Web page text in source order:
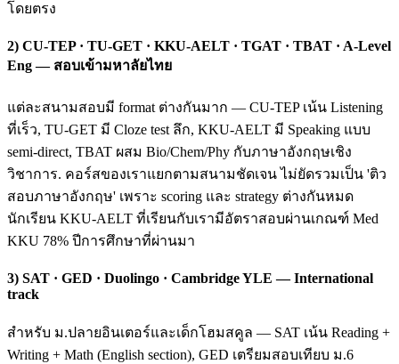
โดยตรง
2) CU-TEP · TU-GET · KKU-AELT · TGAT · TBAT · A-Level
Eng — สอบเข้ามหาลัยไทย
แต่ละสนามสอบมี format ต่างกันมาก — CU-TEP เน้น Listening
ที่เร็ว, TU-GET มี Cloze test ลึก, KKU-AELT มี Speaking แบบ
semi-direct, TBAT ผสม Bio/Chem/Phy กับภาษาอังกฤษเชิง
วิชาการ. คอร์สของเราแยกตามสนามชัดเจน ไม่ยัดรวมเป็น 'ติว
สอบภาษาอังกฤษ' เพราะ scoring และ strategy ต่างกันหมด
นักเรียน KKU-AELT ที่เรียนกับเรามีอัตราสอบผ่านเกณฑ์ Med
KKU 78% ปีการศึกษาที่ผ่านมา
3) SAT · GED · Duolingo · Cambridge YLE — International
track
สำหรับ ม.ปลายอินเตอร์และเด็กโฮมสคูล — SAT เน้น Reading +
Writing + Math (English section), GED เตรียมสอบเทียบ ม.6